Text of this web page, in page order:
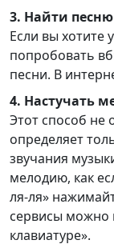
3. Найти
Если вы хотите
попробовать
песни. В
4. Настучать
Этот способ не
определяет
звучания
мелодию, как
ля-ля»
сервисы можно
клавиатуре».